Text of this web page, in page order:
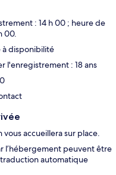
: 14 h 00 ; heure de
00.
à disponibilité
l'enregistrement : 18 ans
accueillera sur place.
l’hébergement peuvent être
traduction automatique